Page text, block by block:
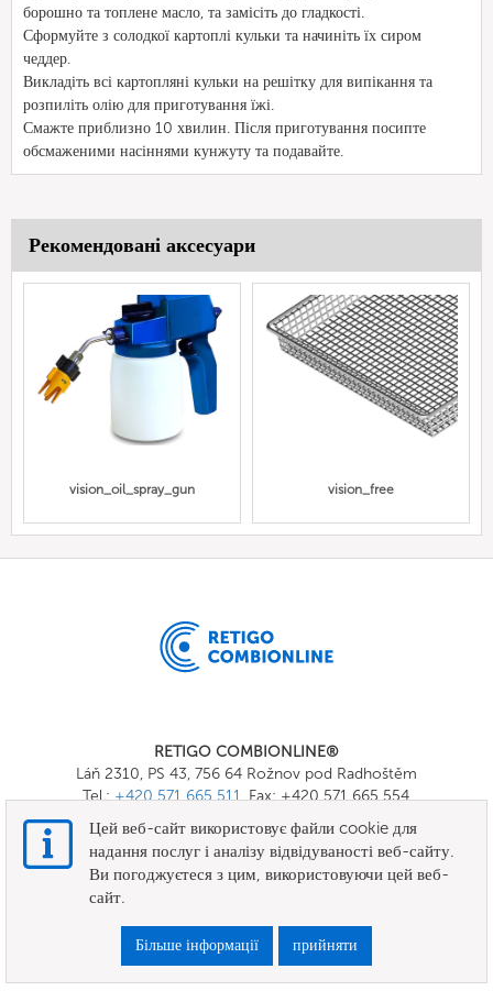
борошно та топлене масло, та замісіть до гладкості.
Сформуйте з солодкої картоплі кульки та начиніть їх сиром
чеддер.
Викладіть всі картопляні кульки на решітку для випікання та
розпиліть олію для приготування їжі.
Смажте приблизно 10 хвилин. Після приготування посипте
обсмаженими насіннями кунжуту та подавайте.
Рекомендовані аксесуари
vision_oil_spray_gun vision_free
RETIGO COMBIONLINE®
Láň 2310, PS 43, 756 64 Rožnov pod Radhoštěm
Tel.:+420 571 665 511, Fax: +420 571 665 554
ПРАВИЛА ТА УМОВИ
Цей веб-сайт використовує файли cookie для
надання послуг і аналізу відвідуваності веб-сайту.
Ви погоджуєтеся з цим, використовуючи цей веб-
сайт.
Більше інформації прийняти